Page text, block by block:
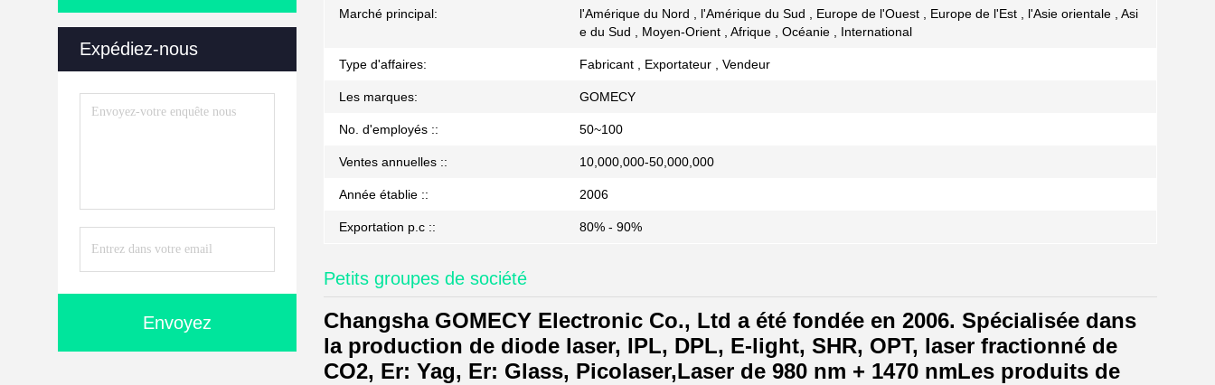
Expédiez-nous
Envoyez
Marché principal:
l'Amérique du Nord , l'Amérique du Sud , Europe de l'Ouest , Europe de l'Est , l'Asie orientale , Asi
e du Sud , Moyen-Orient , Afrique , Océanie , International
Type d'affaires: Fabricant , Exportateur , Vendeur
Les marques: GOMECY
No. d'employés :: 50~100
Ventes annuelles :: 10,000,000-50,000,000
Année établie :: 2006
Exportation p.c :: 80% - 90%
Petits groupes de société
Changsha GOMECY Electronic Co., Ltd a été fondée en 2006. Spécialisée dans
la production de diode laser, IPL, DPL, E-light, SHR, OPT, laser fractionné de
CO2, Er: Yag, Er: Glass, Picolaser,Laser de 980 nm + 1470 nmLes produits de